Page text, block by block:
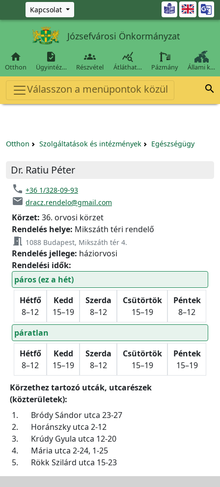
Ugrás a fő tartalomra
Kapcsolat 
Józsefvárosi Önkormányzat

Otthon

Ügyintéz…

Részvétel

Átláthat… Pázmány Állami k…
Válasszon a menüpontok közül 
Otthon Szolgáltatások és intézmények Egészségügy
Dr. Ratiu Péter
phone +36 1/328-09-93
email dracz.rendelo@gmail.com
Körzet: 36. orvosi körzet
Rendelés helye: Mikszáth téri rendelő
meeting_room 1088 Budapest, Mikszáth tér 4.
Rendelés jellege: háziorvosi
Rendelési idők:
páros (ez a hét)
Hétfő
8–12
Kedd
15–19
Szerda
8–12
Csütörtök
15–19
Péntek
8–12
páratlan
Hétfő
8–12
Kedd
15–19
Szerda
8–12
Csütörtök
15–19
Péntek
15–19
Körzethez tartozó utcák, utcarészek
(közterületek):
1.
Bródy Sándor utca 23-27
2.
Horánszky utca 2-12
3.
Krúdy Gyula utca 12-20
4.
Mária utca 2-24, 1-25
5.
Rökk Szilárd utca 15-23